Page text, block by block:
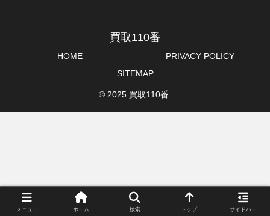
買取110番
HOME
PRIVACY POLICY
SITEMAP
© 2025 買取110番.
メニュー ホーム 検索 トップ サイドバー